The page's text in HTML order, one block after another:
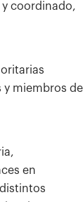
coordinado,
y miembros de
en